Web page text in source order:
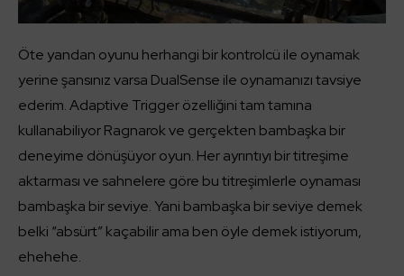
Öte yandan oyunu herhangi bir kontrolcü ile oynamak
yerine şansınız varsa DualSense ile oynamanızı tavsiye
ederim. Adaptive Trigger özelliğini tam tamına
kullanabiliyor Ragnarok ve gerçekten bambaşka bir
deneyime dönüşüyor oyun. Her ayrıntıyı bir titreşime
aktarması ve sahnelere göre bu titreşimlerle oynaması
bambaşka bir seviye. Yani bambaşka bir seviye demek
belki “absürt” kaçabilir ama ben öyle demek istiyorum,
ehehehe.